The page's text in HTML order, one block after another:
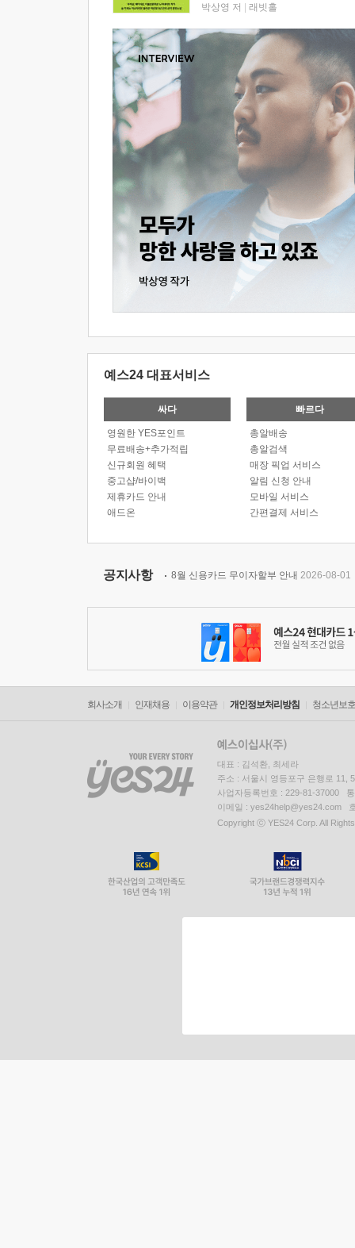
박상영 저 래빗홀
예스24 대표서비스
싸다
영원한 YES포인트
무료배송+추가적립
신규회원 혜택
중고샵/바이백
제휴카드 안내
애드온
빠르다
총알배송
총알검색
매장 픽업 서비스
알림 신청 안내
모바일 서비스
간편결제 서비스
공지사항 8월 신용카드 무이자할부 안내 2026-08-01
회사소개 인재채용 이용약관 개인정보처리방침 청소년보
대표 : 김석환, 최세라
주소 : 서울시 영등포구 은행로 11,
사업자등록번호 : 229-81-37000
이메일 : yes24help@yes24.com
Copyright ⓒ YES24 Corp. All